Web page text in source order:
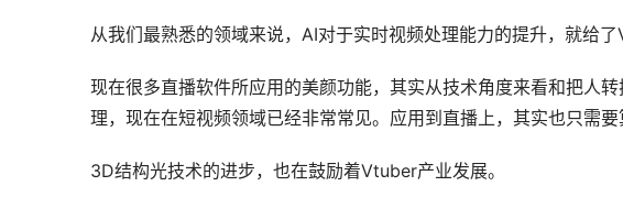
从我们最熟悉的领域来说，AI对于实时视频处理能力的提升，就给
现在很多直播软件所应用的美颜功能，其实从技术角度来看和把人
理，现在在短视频领域已经非常常见。应用到直播上，其实也只需要
3D结构光技术的进步，也在鼓励着Vtuber产业发展。